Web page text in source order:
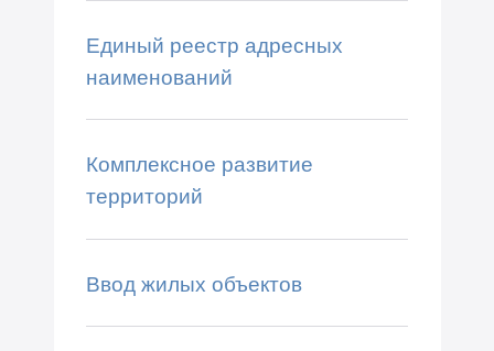
Единый реестр адресных
наименований
Комплексное развитие
территорий
Ввод жилых объектов